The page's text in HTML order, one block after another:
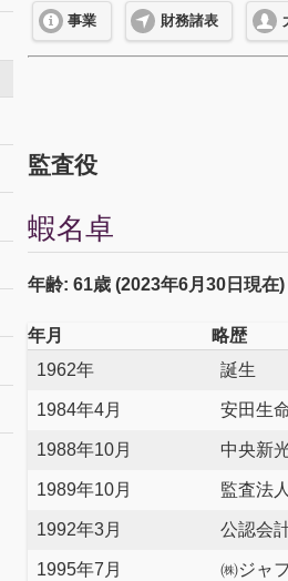
事業 財務諸表
監査役
蝦名卓
年齢: 61歳 (2023年6月30日現在)
年月
略歴
1962年
誕生
1984年4月 安田生
1988年10月 中央新
1989年10月 監査法
1992年3月 公認会
1995年7月 ㈱ジャ